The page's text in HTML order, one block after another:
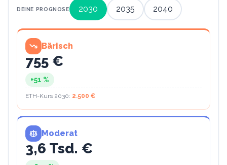
DEINE PROGNOSE 2030 2035 2040
Bärisch
755 €
+51 %
ETH-Kurs 2030: 2.500 €
Moderat
3,6 Tsd. €